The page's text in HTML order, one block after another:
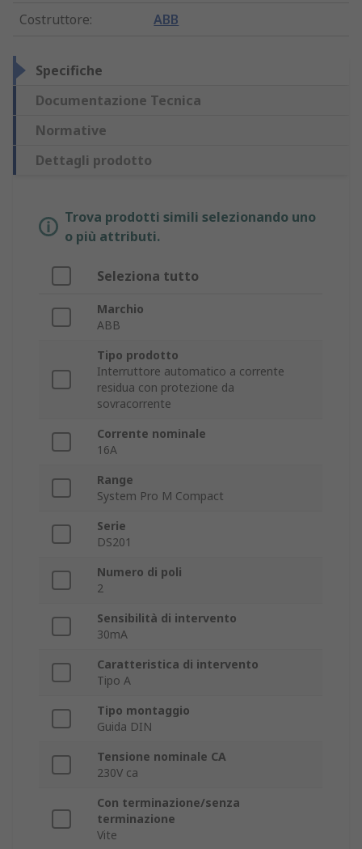
Costruttore: ABB
Specifiche
Documentazione Tecnica
Normative
Dettagli prodotto
Trova prodotti simili selezionando uno
o più attributi.
Seleziona tutto
Marchio
ABB
Tipo prodotto
Interruttore automatico a corrente
residua con protezione da
sovracorrente
Corrente nominale
16A
Range
System Pro M Compact
Serie
DS201
Numero di poli
2
Sensibilità di intervento
30mA
Caratteristica di intervento
Tipo A
Tipo montaggio
Guida DIN
Tensione nominale CA
230V ca
Con terminazione/senza
terminazione
Vite